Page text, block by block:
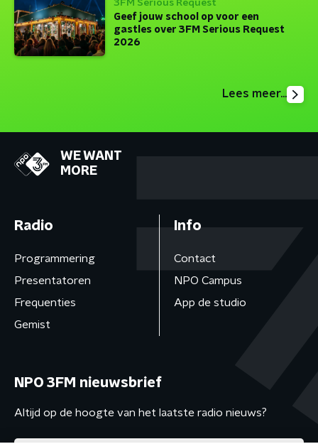
3FM Serious Request
Geef jouw school op voor een
gastles over 3FM Serious Request
2026
Lees meer...
WE WANT
MORE
Radio
Programmering
Presentatoren
Frequenties
Gemist
Info
Contact
NPO Campus
App de studio
NPO 3FM nieuwsbrief
Altijd op de hoogte van het laatste radio nieuws?